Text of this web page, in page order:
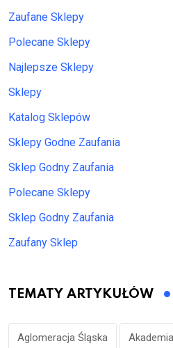
Zaufane Sklepy
Polecane Sklepy
Najlepsze Sklepy
Sklepy
Katalog Sklepów
Sklepy Godne Zaufania
Sklep Godny Zaufania
Polecane Sklepy
Sklep Godny Zaufania
Zaufany Sklep
TEMATY ARTYKUŁÓW
Aglomeracja Śląska